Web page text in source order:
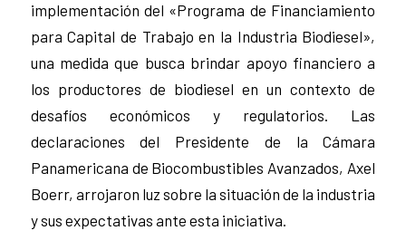
implementación del «Programa de Financiamiento
para Capital de Trabajo en la Industria Biodiesel»,
una medida que busca brindar apoyo financiero a
los productores de biodiesel en un contexto de
desafíos económicos y regulatorios. Las
declaraciones del Presidente de la Cámara
Panamericana de Biocombustibles Avanzados, Axel
Boerr, arrojaron luz sobre la situación de la industria
y sus expectativas ante esta iniciativa.